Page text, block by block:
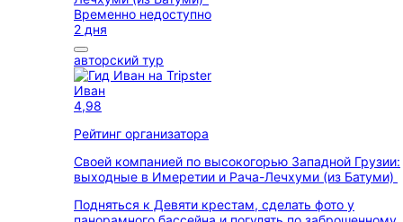
Временно недоступно
2 дня
авторский тур
Иван
4,98
Рейтинг организатора
Своей компанией по высокогорью Западной Грузии:
выходные в Имеретии и Рача-Лечхуми (из Батуми)
Подняться к Девяти крестам, сделать фото у